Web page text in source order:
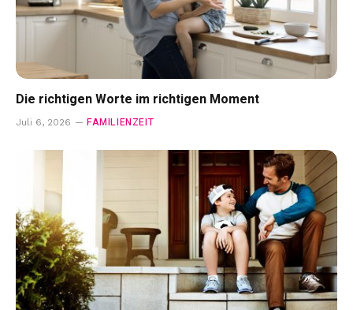
Die richtigen Worte im richtigen Moment
Juli 6, 2026 FAMILIENZEIT